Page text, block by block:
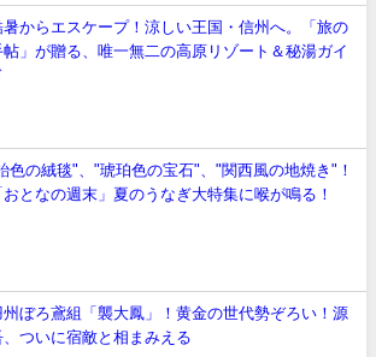
暑からエスケープ！涼しい王国・信州へ。「旅の
帖」が贈る、唯一無二の高原リゾート＆秘湯ガイ
色の絨毯"、"琥珀色の宝石"、"関西風の地焼き"！
おとなの週末」夏のうなぎ大特集に喉が鳴る！
州ぼろ鳶組「襲大鳳」！黄金の世代勢ぞろい！源
、ついに宿敵と相まみえる